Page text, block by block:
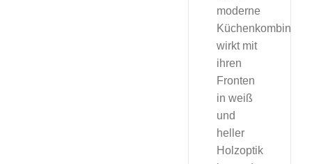
moderne
wirkt mit
ihren
Fronten
in weiß
und
heller
Holzoptik